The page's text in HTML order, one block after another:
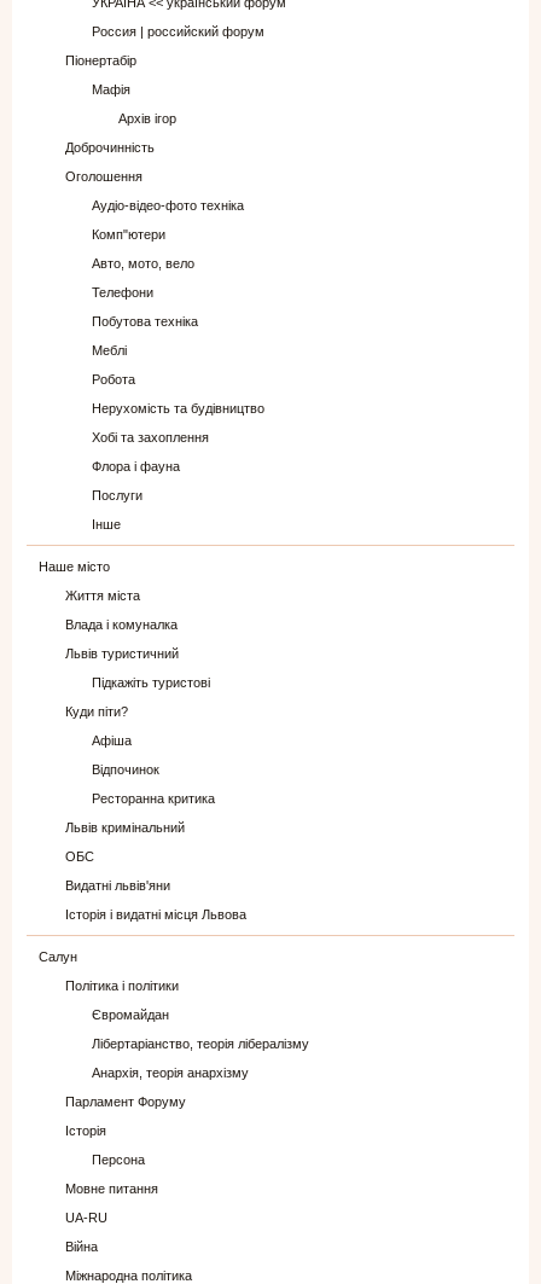
Россия | российский форум
Піонертабір
Мафія
Архів ігор
Доброчинність
Оголошення
Аудіо-відео-фото техніка
Комп"ютери
Авто, мото, вело
Телефони
Побутова техніка
Меблі
Робота
Нерухомість та будівництво
Хобі та захоплення
Флора і фауна
Послуги
Інше
Наше місто
Життя міста
Влада і комуналка
Львів туристичний
Підкажіть туристові
Куди піти?
Афіша
Відпочинок
Ресторанна критика
Львів кримінальний
ОБС
Видатні львів'яни
Історія і видатні місця Львова
Салун
Політика і політики
Євромайдан
Лібертаріанство, теорія лібералізму
Анархія, теорія анархізму
Парламент Форуму
Історія
Персона
Мовне питання
UA-RU
Війна
Міжнародна політика